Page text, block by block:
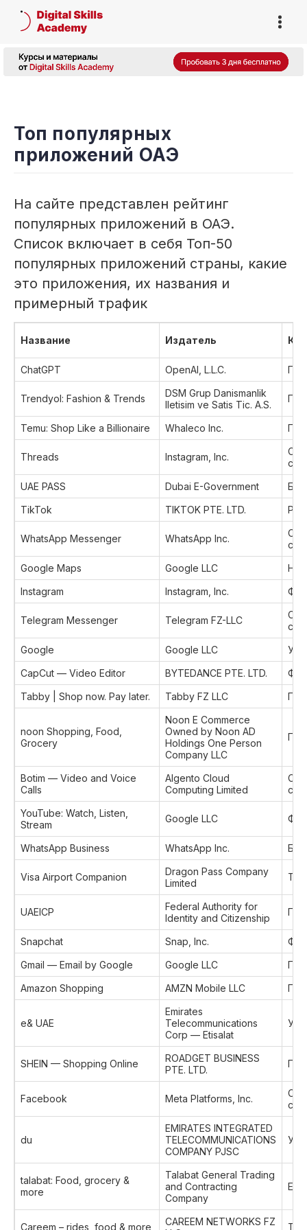
Топ популярных
приложений ОАЭ
На сайте представлен рейтинг
популярных приложений в ОАЭ.
Список включает в себя Топ-50
популярных приложений страны, какие
это приложения, их названия и
примерный трафик
Название Издатель
ChatGPT OpenAI, L.L.C.
Trendyol: Fashion & Trends
DSM Grup Danismanlik
Iletisim ve Satis Tic. A.S.
Temu: Shop Like a Billionaire Whaleco Inc.
Threads Instagram, Inc.
UAE PASS
Dubai E-Government
TikTok
TIKTOK PTE. LTD.
WhatsApp Messenger WhatsApp Inc.
Google Maps
Google LLC
Instagram
Instagram, Inc.
Telegram Messenger Telegram FZ-LLC
Google
Google LLC
CapCut — Video Editor
BYTEDANCE PTE. LTD.
Tabby | Shop now. Pay later‪.‬
Tabby FZ LLC
noon Shopping, Food,
Grocery
Noon E Commerce
Owned by Noon AD
Holdings One Person
Company LLC
Botim — Video and Voice
Calls
Algento Cloud
Computing Limited
YouTube: Watch, Listen,
Stream
Google LLC
WhatsApp Business WhatsApp Inc.
Visa Airport Companion
Dragon Pass Company
Limited
UAEICP
Federal Authority for
Identity and Citizenship
Snapchat Snap, Inc.
Gmail — Email by Google
Google LLC
Amazon Shopping
AMZN Mobile LLC
e& UAE
Emirates
Telecommunications
Corp — Etisalat
SHEIN — Shopping Online
ROADGET BUSINESS
PTE. LTD.
Facebook Meta Platforms, Inc.
du
EMIRATES INTEGRATED
TELECOMMUNICATIONS
COMPANY PJSC
talabat: Food, grocery &
more
Talabat General Trading
and Contracting
Company
Еда
Careem – rides, food & more
CAREEM NETWORKS FZ